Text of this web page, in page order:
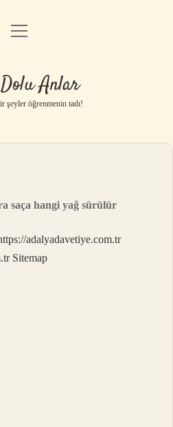
Anasayfa
Uyarı
menüyü
Anlar
şeyler öğrenmenin tadı!
saça hangi yağ sürülür
adalyadavetiye.com.tr
Sitemap